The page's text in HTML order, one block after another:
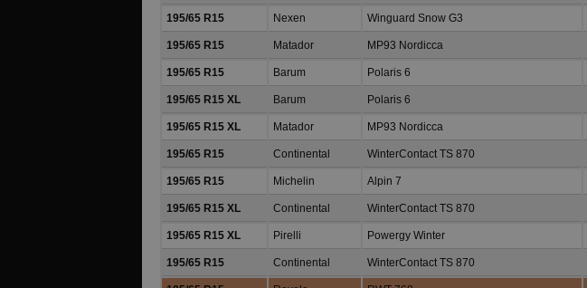
195/65 R15 Nexen Winguard Snow G3
195/65 R15 Matador MP93 Nordicca
195/65 R15 Barum Polaris 6
195/65 R15 XL Barum Polaris 6
195/65 R15 XL Matador MP93 Nordicca
195/65 R15 Continental WinterContact TS 870
195/65 R15 Michelin Alpin 7
195/65 R15 XL Continental WinterContact TS 870
195/65 R15 XL Pirelli Powergy Winter
195/65 R15 Continental WinterContact TS 870